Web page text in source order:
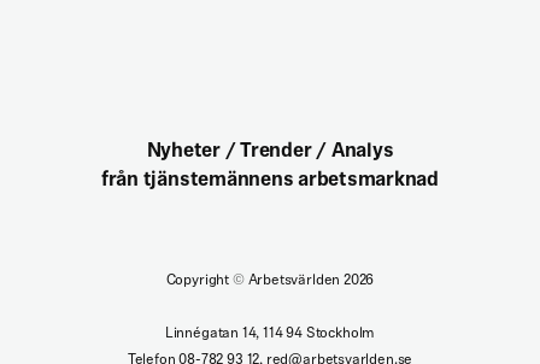
Nyheter / Trender / Analys
från tjänstemännens arbetsmarknad
Copyright ©Arbetsvärlden 2026
Linnégatan 14, 114 94 Stockholm
Telefon 08-782 93 12, red@arbetsvarlden.se